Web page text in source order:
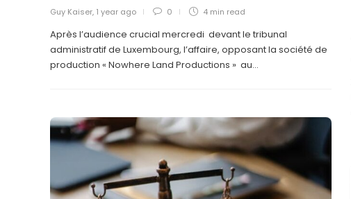
Guy Kaiser, 1 year ago 0 4 min read
Après l’audience crucial mercredi devant le tribunal
administratif de Luxembourg, l’affaire, opposant la société de
production « Nowhere Land Productions » au...